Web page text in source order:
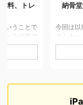
納骨堂）写真素材
今回は以前好評だっ
クトナー・ホラとい
中に写真素材151枚を
トナー・ホラはチェ
ツ納骨堂という世界
バルバラ教会という